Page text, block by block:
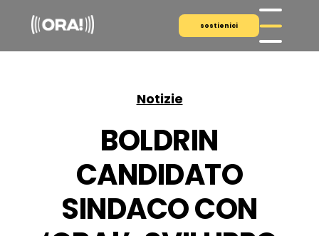
sostienici
Notizie
BOLDRIN
CANDIDATO
SINDACO CON